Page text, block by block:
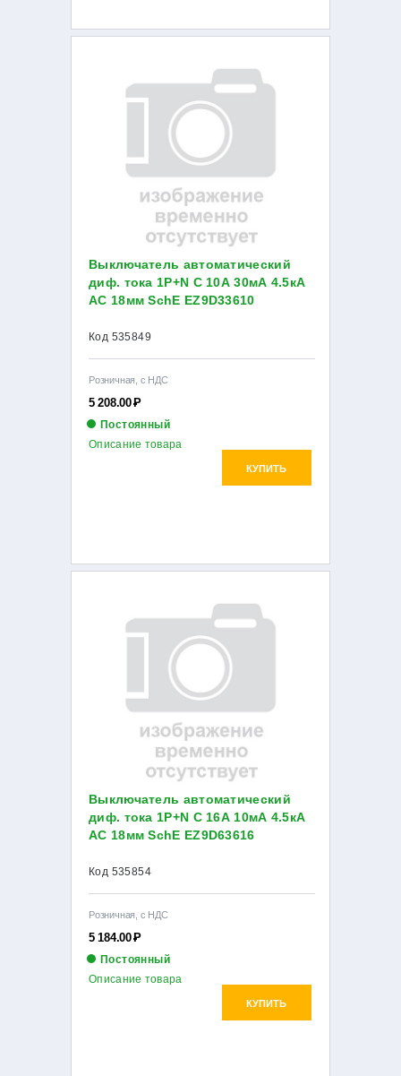
Выключатель автоматический
диф. тока 1P+N C 10А 30мА 4.5кА
AC 18мм SchE EZ9D33610
Код 535849
Розничная, с НДС
5 208.00Р
Постоянный
КУПИТЬ
Описание товара
Выключатель автоматический
диф. тока 1P+N C 16А 10мА 4.5кА
AC 18мм SchE EZ9D63616
Код 535854
Розничная, с НДС
5 184.00Р
Постоянный
КУПИТЬ
Описание товара